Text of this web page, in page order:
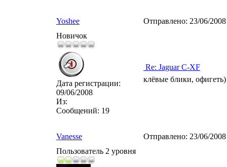
Yoshee Отправлено: 23/06/
Новичок
Дата регистрации:
09/06/2008
Из:
Сообщений: 19
Re: Jaguar C-XF
клёвые блики,
Vanesse Отправлено: 23/06/
Пользователь 2 уровня